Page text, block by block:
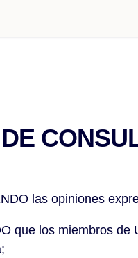
las opiniones
que los miembros